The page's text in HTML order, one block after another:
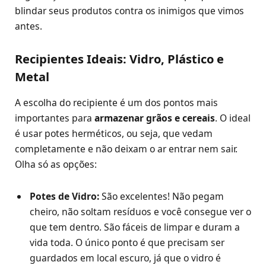
blindar seus produtos contra os inimigos que vimos
antes.
Recipientes Ideais: Vidro, Plástico e
Metal
A escolha do recipiente é um dos pontos mais
importantes para armazenar grãos e cereais. O ideal
é usar potes herméticos, ou seja, que vedam
completamente e não deixam o ar entrar nem sair.
Olha só as opções:
Potes de Vidro:São excelentes! Não pegam
cheiro, não soltam resíduos e você consegue ver o
que tem dentro. São fáceis de limpar e duram a
vida toda. O único ponto é que precisam ser
guardados em local escuro, já que o vidro é